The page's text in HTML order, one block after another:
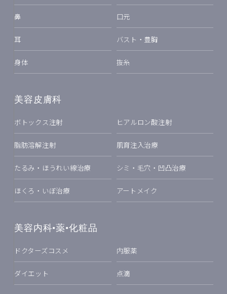
鼻 口元
耳 バスト・豊胸
身体 抜糸
美容皮膚科
ボトックス注射 ヒアルロン酸注射
脂肪溶解注射 肌育注入治療
たるみ・ほうれい線治療 シミ・毛穴・凹凸治療
ほくろ・いぼ治療 アートメイク
美容内科•薬•化粧品
ドクターズコスメ 内服薬
ダイエット 点滴